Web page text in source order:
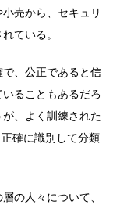
売から、セキュリ
ている。
、公正であると信
ることもあるだろ
、よく訓練された
確に識別して分類
の人々について、